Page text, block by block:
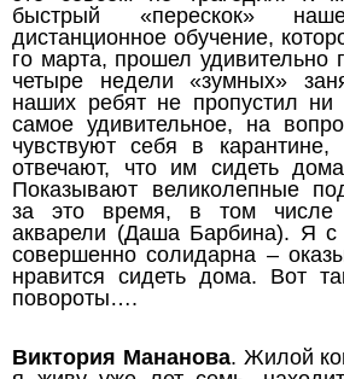
быстрый «перескок»
дистанционное обучение,
го марта, прошел удивительно
четыре недели «зумных»
наших ребят не пропустил ни
самое удивительное, на
чувствуют себя в
отвечают, что им сидеть
Показывают великолепные
за это время, в том числе
акварели (Даша Барбина). Я с
совершенно солидарна –
нравится сидеть дома. Вот
повороты….
Виктория Мананова. Жилой